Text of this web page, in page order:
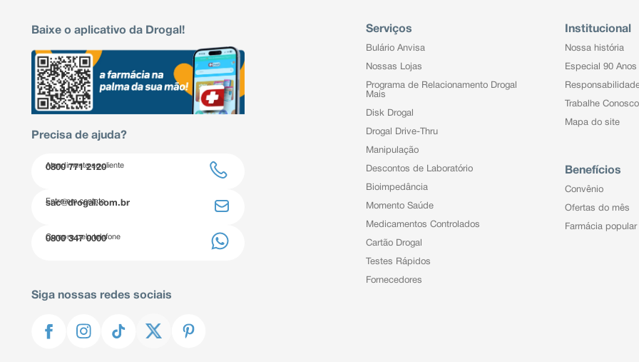
Baixe o aplicativo da Drogal!
Precisa de ajuda?
Atendimento ao cliente
0800 771 2120
Entre em contato
sac@drogal.com.br
Compre pelo telefone
0800 347 0000
Siga nossas redes sociais
Serviços
Bulário Anvisa
Nossas Lojas
Programa de Relacionamento Drogal
Mais
Disk Drogal
Drogal Drive-Thru
Manipulação
Descontos de Laboratório
Bioimpedância
Momento Saúde
Medicamentos Controlados
Cartão Drogal
Testes Rápidos
Fornecedores
Institucional
Nossa história
Especial 90 Anos
Trabalhe Conosco
Mapa do site
Benefícios
Convênio
Ofertas do mês
Farmácia popular